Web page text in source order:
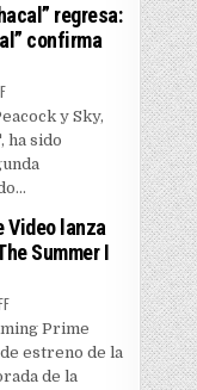
regresa:
confirma
ON EL “CHACAL” REGRESA:
y Sky,
ha sido
Video lanza
Summer I
ON PRIME VIDEO LANZA
Prime
estreno de la
de la